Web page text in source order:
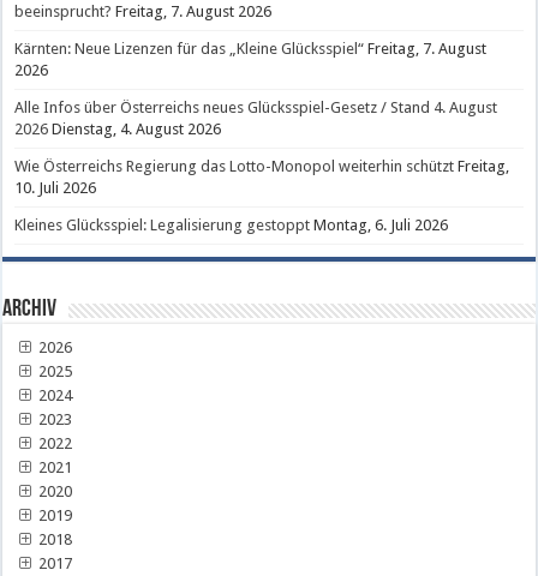
beeinsprucht? Freitag, 7. August 2026
Kärnten: Neue Lizenzen für das „Kleine Glücksspiel“ Freitag, 7. August
2026
Alle Infos über Österreichs neues Glücksspiel-Gesetz / Stand 4. August
2026 Dienstag, 4. August 2026
Wie Österreichs Regierung das Lotto-Monopol weiterhin schützt Freitag,
10. Juli 2026
Kleines Glücksspiel: Legalisierung gestoppt Montag, 6. Juli 2026
Archiv
2026
2025
2024
2023
2022
2021
2020
2019
2018
2017